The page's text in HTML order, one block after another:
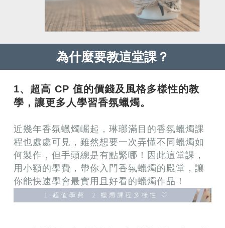
為什麼要教這堂課？
1、超高 CP 值的價錢及風格多樣性的教
學，讓更多人學習香氛蠟燭。
近幾年香氛蠟燭崛起，琳瑯滿目的香氛蠟燭課
程也處處可見，雖然想要一次弄懂不同蠟燭如
何製作，但手頭總是有點緊哪！因此這堂課，
用小額的學費，帶你入門香氛蠟燭的殿堂，讓
你能快速學會最實用且好看的蠟燭作品！